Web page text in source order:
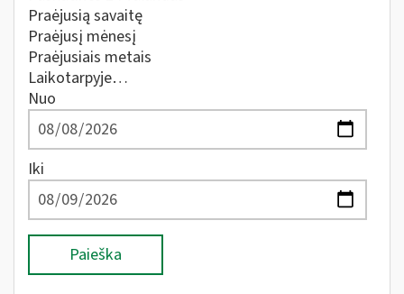
Praėjusią savaitę
Praėjusį mėnesį
Praėjusiais metais
Laikotarpyje…
Nuo
Iki
Paieška